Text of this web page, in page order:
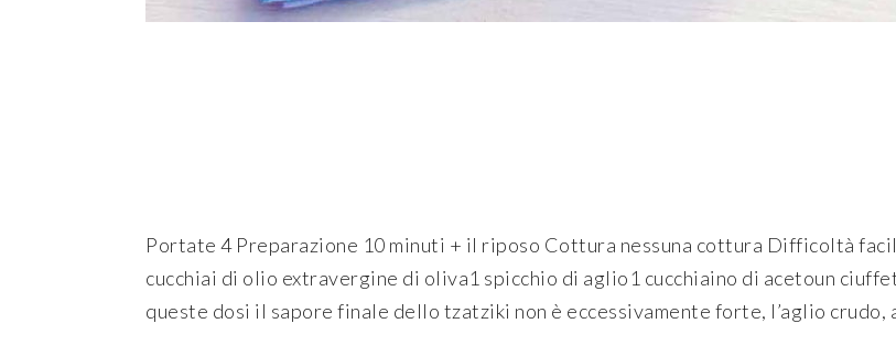
Portate 4 Preparazione 10 minuti + il riposo Cottura nessuna cottura Difficoltà
cucchiai di olio extravergine di oliva1 spicchio di aglio1 cucchiaino di acetoun
queste dosi il sapore finale dello tzatziki non è eccessivamente forte, l’aglio